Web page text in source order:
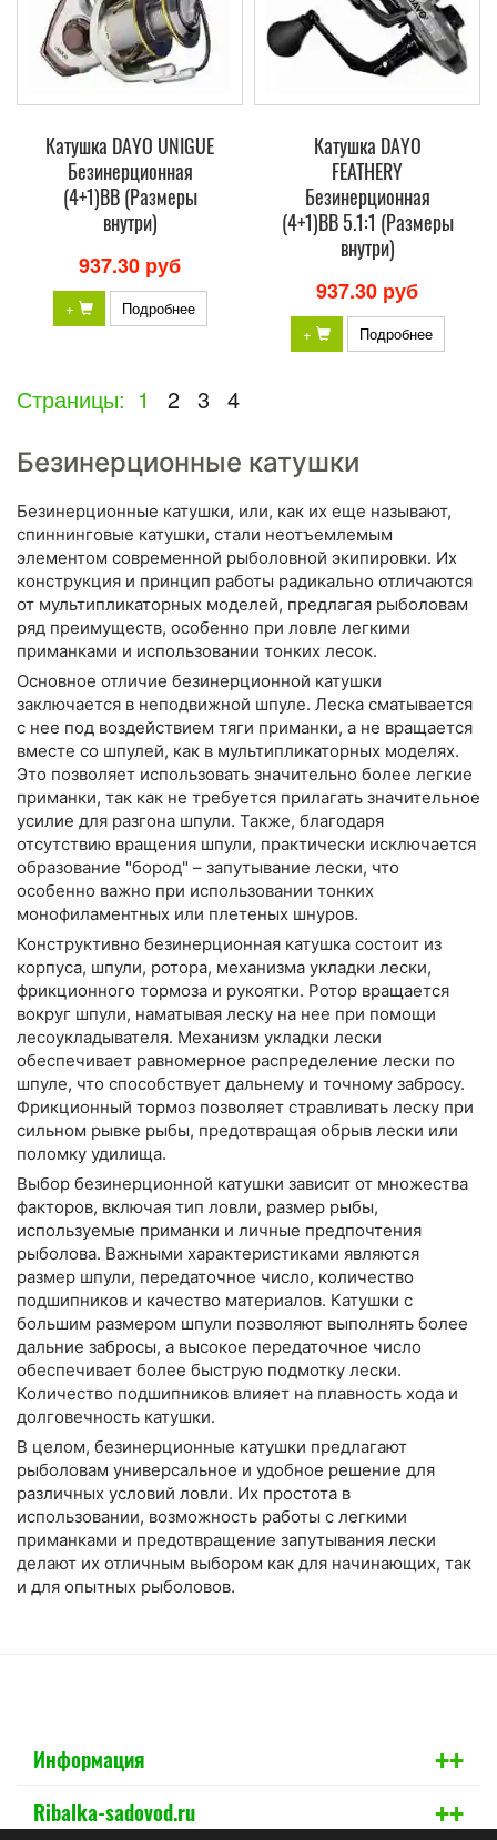
Катушка DAYO UNIGUE
Безинерционная
(4+1)BB (Размеры
внутри)
937.30 руб
+ Подробнее
Катушка DAYO
FEATHERY
Безинерционная
(4+1)BB 5.1:1 (Размеры
внутри)
937.30 руб
+ Подробнее
Страницы: 1 2 3 4
Безинерционные катушки
Безинерционные катушки, или, как их еще называют,
спиннинговые катушки, стали неотъемлемым
элементом современной рыболовной экипировки. Их
конструкция и принцип работы радикально отличаются
от мультипликаторных моделей, предлагая рыболовам
ряд преимуществ, особенно при ловле легкими
приманками и использовании тонких лесок.
Основное отличие безинерционной катушки
заключается в неподвижной шпуле. Леска сматывается
с нее под воздействием тяги приманки, а не вращается
вместе со шпулей, как в мультипликаторных моделях.
Это позволяет использовать значительно более легкие
приманки, так как не требуется прилагать значительное
усилие для разгона шпули. Также, благодаря
отсутствию вращения шпули, практически исключается
образование "бород" – запутывание лески, что
особенно важно при использовании тонких
монофиламентных или плетеных шнуров.
Конструктивно безинерционная катушка состоит из
корпуса, шпули, ротора, механизма укладки лески,
фрикционного тормоза и рукоятки. Ротор вращается
вокруг шпули, наматывая леску на нее при помощи
лесоукладывателя. Механизм укладки лески
обеспечивает равномерное распределение лески по
шпуле, что способствует дальнему и точному забросу.
Фрикционный тормоз позволяет стравливать леску при
сильном рывке рыбы, предотвращая обрыв лески или
поломку удилища.
Выбор безинерционной катушки зависит от множества
факторов, включая тип ловли, размер рыбы,
используемые приманки и личные предпочтения
рыболова. Важными характеристиками являются
размер шпули, передаточное число, количество
подшипников и качество материалов. Катушки с
большим размером шпули позволяют выполнять более
дальние забросы, а высокое передаточное число
обеспечивает более быструю подмотку лески.
Количество подшипников влияет на плавность хода и
долговечность катушки.
В целом, безинерционные катушки предлагают
рыболовам универсальное и удобное решение для
различных условий ловли. Их простота в
использовании, возможность работы с легкими
приманками и предотвращение запутывания лески
делают их отличным выбором как для начинающих, так
и для опытных рыболовов.
Информация +
+
Ribalka-sadovod.ru +
+